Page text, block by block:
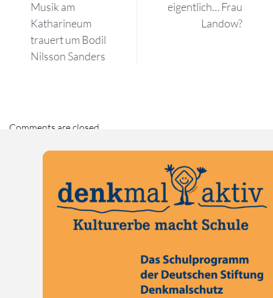
Musik am
Katharineum
trauert um Bodil
Nilsson Sanders
eigentlich… Frau
Landow?
Comments are closed.